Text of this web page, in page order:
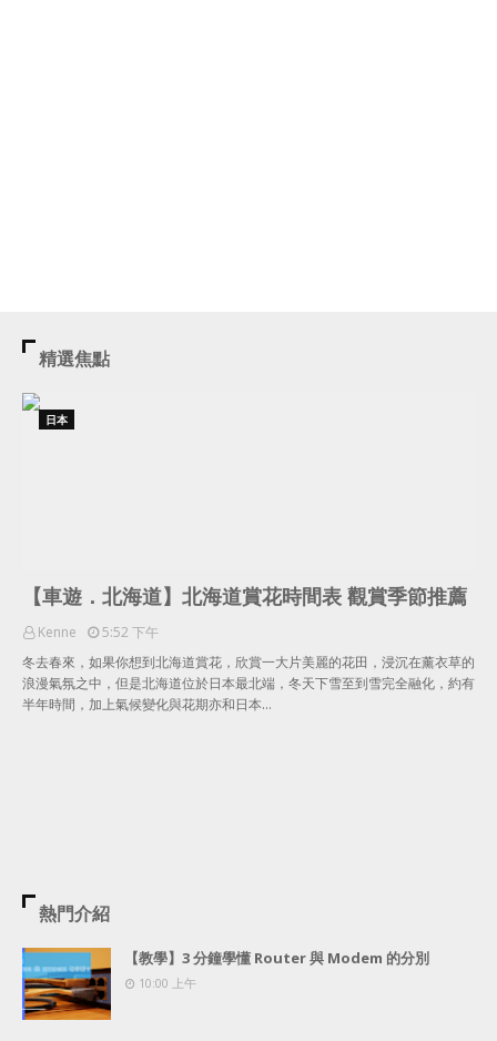
精選焦點
日本
【車遊．北海道】北海道賞花時間表 觀賞季節推薦
Kenne
5:52 下午
冬去春來，如果你想到北海道賞花，欣賞一大片美麗的花田，浸沉在薰衣草的
浪漫氣氛之中，但是北海道位於日本最北端，冬天下雪至到雪完全融化，約有
半年時間，加上氣候變化與花期亦和日本…
熱門介紹
【教學】3 分鐘學懂 Router 與 Modem 的分別
10:00 上午